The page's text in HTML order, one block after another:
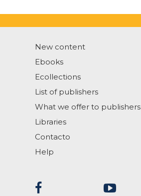
New content
Ebooks
Ecollections
List of publishers
What we offer to publishers
Libraries
Contacto
Help